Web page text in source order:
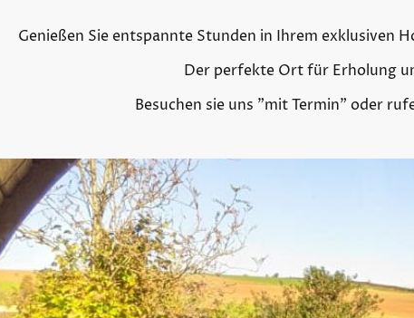
Genießen Sie entspannte Stunden in Ihrem exklusiven
Der perfekte Ort für Erholung
Besuchen sie uns "mit Termin" oder